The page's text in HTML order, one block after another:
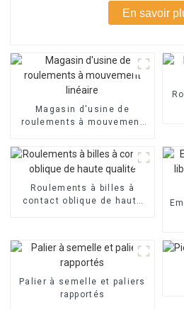
En savoir
Magasin d'usine de
roulements à mouvement
Roulements à billes à
contact oblique de haute
Palier à semelle et paliers
rapportés